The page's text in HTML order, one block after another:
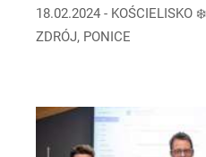
18.02.2024 - KOŚCIELISKO
ZDRÓJ, PONICE